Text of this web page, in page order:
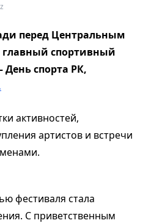
перед Центральным
спортивный
спорта РК,
активностей,
артистов и встречи
фестиваля стала
С приветственным